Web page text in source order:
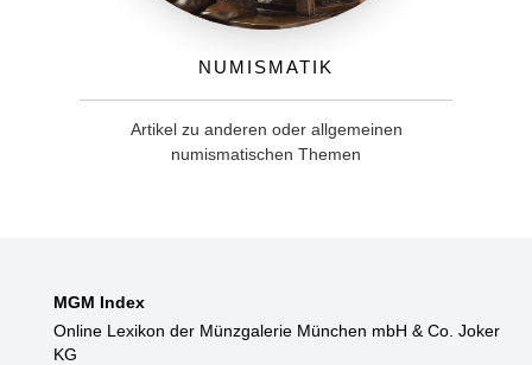
Numismatik
Artikel zu anderen oder allgemeinen
numismatischen Themen
MGM Index
Online Lexikon der Münzgalerie München mbH & Co. Joker
KG